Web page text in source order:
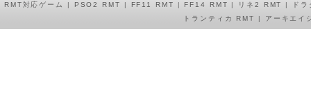
RMT対応ゲーム | PSO2 RMT | FF11 RMT |FF14 RMT | リネ2 RMT |
ド
トランティカ RMT
| アーキエイ